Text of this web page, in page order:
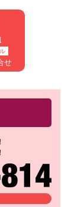
せ